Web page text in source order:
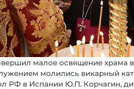
малое освящение храма
молились викарный
РФ в Испании Ю.П. Корчагин,